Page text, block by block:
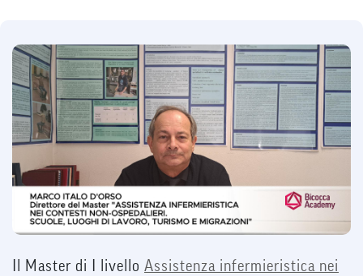
Il Master di I livello Assistenza infermieristica nei